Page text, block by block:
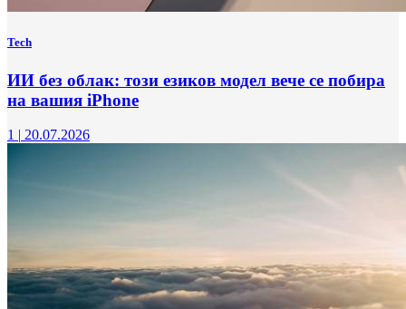
Tech
ИИ без облак: този езиков модел вече се побира
на вашия iPhone
1 | 20.07.2026